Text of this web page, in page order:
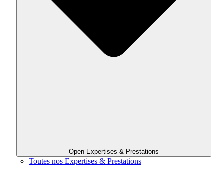
Open Expertises & Prestations
Toutes nos Expertises & Prestations